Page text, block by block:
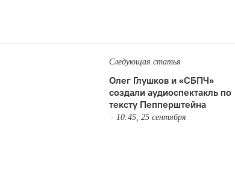
Следующая статья
Олег Глушков и «СБПЧ»
создали аудиоспектакль по
тексту Пепперштейна
10:45, 25 сентября